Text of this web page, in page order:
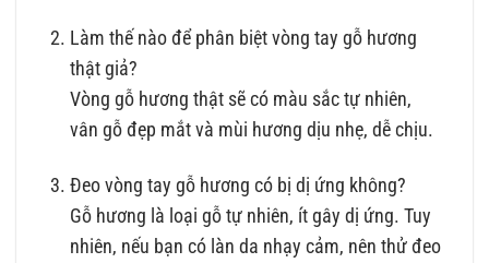
Làm thế nào để phân biệt vòng tay gỗ hương
thật giả?
Vòng gỗ hương thật sẽ có màu sắc tự nhiên,
vân gỗ đẹp mắt và mùi hương dịu nhẹ, dễ chịu.
Đeo vòng tay gỗ hương có bị dị ứng không?
Gỗ hương là loại gỗ tự nhiên, ít gây dị ứng. Tuy
nhiên, nếu bạn có làn da nhạy cảm, nên thử đeo